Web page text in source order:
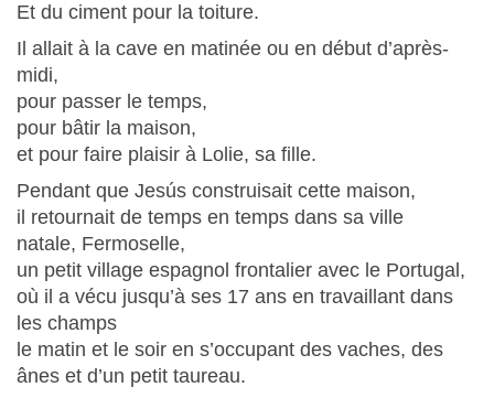
Et du ciment pour la toiture.
Il allait à la cave en matinée ou en début d’après-
midi,
pour passer le temps,
pour bâtir la maison,
et pour faire plaisir à Lolie, sa fille.
Pendant que Jesús construisait cette maison,
il retournait de temps en temps dans sa ville
natale, Fermoselle,
un petit village espagnol frontalier avec le Portugal,
où il a vécu jusqu’à ses 17 ans en travaillant dans
les champs
le matin et le soir en s’occupant des vaches, des
ânes et d’un petit taureau.